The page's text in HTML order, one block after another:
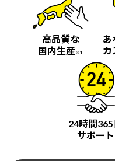
高品質な
国内生産※1
あ
カ
24時間365
サポート